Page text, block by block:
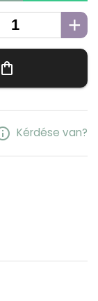
+
shopping_bag
Kérdése van?